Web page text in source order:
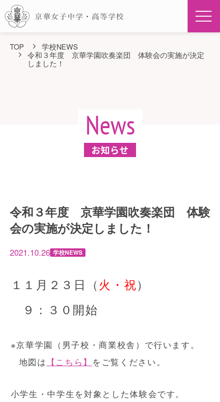
TOP
学校NEWS
令和３年度 京華学園吹奏楽団 体験会の実施が決定
しました！
News
お知らせ
令和３年度 京華学園吹奏楽団 体験
会の実施が決定しました！
2021.10.26 学校NEWS
１１月２３日（ 火・祝）
９：３０開始
※京華学園（男子校・商業校舎）で行います。
地図は 【こちら】 をご覧ください。
小学生・中学生を対象とした体験会です。